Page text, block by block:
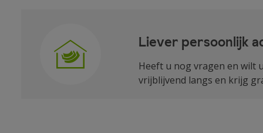
Liever persoonlijk
Heeft u nog vragen en wilt
vrijblijvend langs en krijg